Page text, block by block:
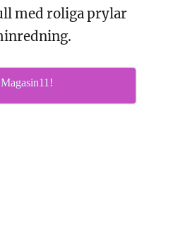
med roliga prylar